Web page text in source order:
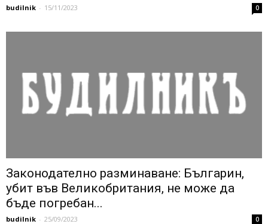
budilnik - 15/11/2023 0
Законодателно разминаване: Българин,
убит във Великобритания, не може да
бъде погребан...
budilnik - 25/09/2023 0